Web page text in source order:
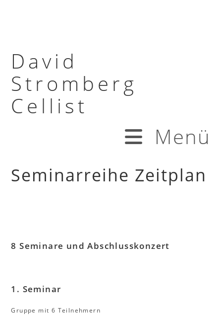
David
Stromberg
Cellist
Menü
Seminarreihe Zeitplan
8 Seminare und Abschlusskonzert
1. Seminar
Gruppe mit 6 Teilnehmern